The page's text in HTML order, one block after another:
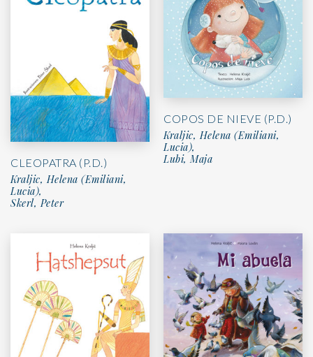
CLEOPATRA (P.D.)
Kraljic, Helena (Emiliani,
Lucia),
Skerl, Peter
COPOS DE NIEVE (P.D.)
Kraljic, Helena (Emiliani,
Lucia),
Lubi, Maja